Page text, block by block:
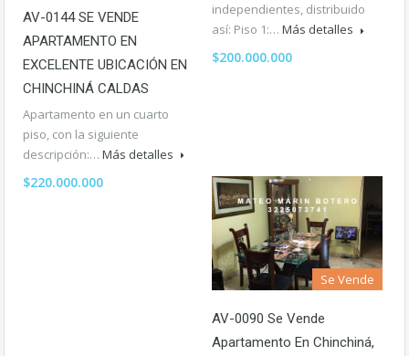
AV-0144 SE VENDE
APARTAMENTO EN
EXCELENTE UBICACIÓN EN
CHINCHINÁ CALDAS
Apartamento en un cuarto
piso, con la siguiente
descripción:… Más detalles
$220.000.000
independientes, distribuido
así: Piso 1:… Más detalles
$200.000.000
Se Vende
AV-0090 Se Vende
Apartamento En Chinchiná,